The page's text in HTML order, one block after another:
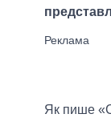
Як пише